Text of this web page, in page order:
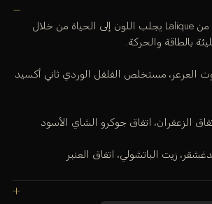
العطر الرجالي الجديد من Lalique يجلب اللون إلى الحياة من خلال
بالطاقة والحركة.
العرعر، مستخلص الفلفل الوردي ثاني أكسيد
الزعفران، اتفاق جوكرو الشاي الأسود
زيت الباتشولي، اتفاق العنبر